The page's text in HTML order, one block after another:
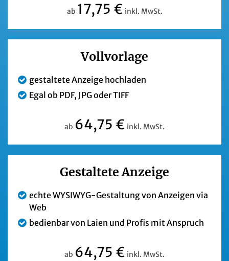
ab 17,75 € inkl. MwSt.
Vollvorlage
gestaltete Anzeige hochladen
Egal ob PDF, JPG oder TIFF
ab 64,75 € inkl. MwSt.
Gestaltete Anzeige
echte WYSIWYG-Gestaltung von Anzeigen via
Web
bedienbar von Laien und Profis mit Anspruch
ab 64,75 € inkl. MwSt.